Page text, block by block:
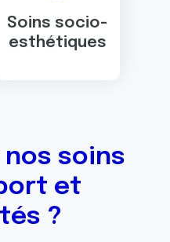
Soins socio-
esthétiques
soins
et
?